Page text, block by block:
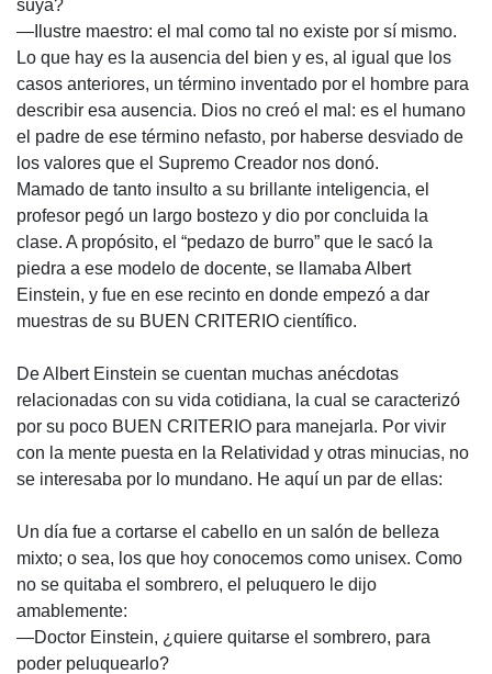
suya?
—Ilustre maestro: el mal como tal no existe por sí mismo.
Lo que hay es la ausencia del bien y es, al igual que los
casos anteriores, un término inventado por el hombre para
describir esa ausencia. Dios no creó el mal: es el humano
el padre de ese término nefasto, por haberse desviado de
los valores que el Supremo Creador nos donó.
Mamado de tanto insulto a su brillante inteligencia, el
profesor pegó un largo bostezo y dio por concluida la
clase. A propósito, el “pedazo de burro” que le sacó la
piedra a ese modelo de docente, se llamaba Albert
Einstein, y fue en ese recinto en donde empezó a dar
muestras de su BUEN CRITERIO científico.
De Albert Einstein se cuentan muchas anécdotas
relacionadas con su vida cotidiana, la cual se caracterizó
por su poco BUEN CRITERIO para manejarla. Por vivir
con la mente puesta en la Relatividad y otras minucias, no
se interesaba por lo mundano. He aquí un par de ellas:
Un día fue a cortarse el cabello en un salón de belleza
mixto; o sea, los que hoy conocemos como unisex. Como
no se quitaba el sombrero, el peluquero le dijo
amablemente:
—Doctor Einstein, ¿quiere quitarse el sombrero, para
poder peluquearlo?